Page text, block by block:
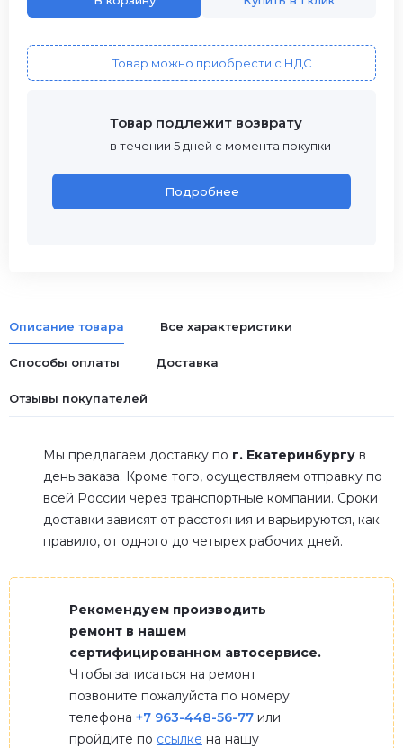
Товар можно приобрести с НДС
Товар подлежит возврату
в течении 5 дней с момента покупки
Подробнее
Описание товара Все характеристики
Способы оплаты Доставка
Отзывы покупателей
Мы предлагаем доставку по г. Екатеринбургу в
день заказа. Кроме того, осуществляем отправку по
всей России через транспортные компании. Сроки
доставки зависят от расстояния и варьируются, как
правило, от одного до четырех рабочих дней.
Рекомендуем производить
ремонт в нашем
сертифицированном автосервисе.
Чтобы записаться на ремонт
позвоните пожалуйста по номеру
телефона +7 963-448-56-77 или
пройдите по ссылке на нашу